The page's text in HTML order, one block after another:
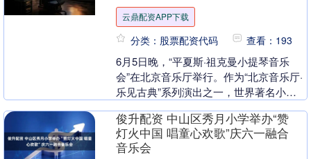
云鼎配资APP下载
分类：股票配资代码 查看：193
6月5日晚，“平夏斯·祖克曼小提琴音乐
会”在北京音乐厅举行。作为“北京音乐厅·
乐见古典”系列演出之一，世界著名小提
手钢琴家....
俊升配资 中山区秀月小学举办“赞
灯火中国 唱童心欢歌”庆六一融合
音乐会